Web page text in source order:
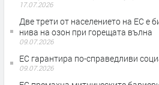
17.07.2026
Две трети от населението на ЕС е
нива на озон при горещата вълна
09.07.2026
ЕС гарантира по-справедливи
09.07.2026